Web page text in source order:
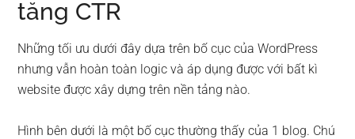
tăng CTR
Những tối ưu dưới đây dựa trên bố cục của WordPress
nhưng vẫn hoàn toàn logic và áp dụng được với bất kì
website được xây dựng trên nền tảng nào.
Hình bên dưới là một bố cục thường thấy của 1 blog. Chú